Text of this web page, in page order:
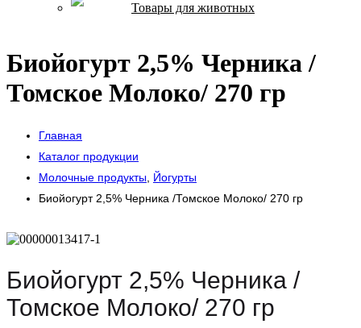
Товары для животных
Биойогурт 2,5% Черника /
Томское Молоко/ 270 гр
Главная
Каталог продукции
Молочные продукты Йогурты
Биойогурт 2,5% Черника /Томское Молоко/ 270 гр
Биойогурт 2,5% Черника /
Томское Молоко/ 270 гр